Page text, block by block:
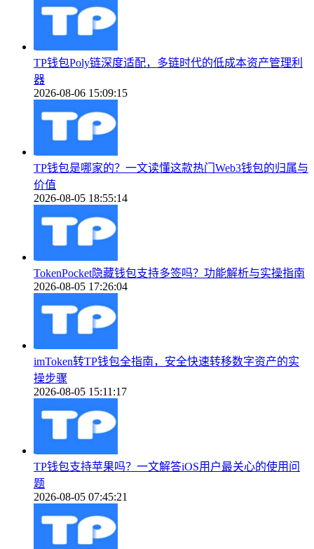
TP钱包Poly链深度适配，多链时代的低成本资产管理利
器
2026-08-06 15:09:15
TP钱包是哪家的？一文读懂这款热门Web3钱包的归属与
价值
2026-08-05 18:55:14
TokenPocket隐藏钱包支持多签吗？功能解析与实操指南
2026-08-05 17:26:04
imToken转TP钱包全指南，安全快速转移数字资产的实
操步骤
2026-08-05 15:11:17
TP钱包支持苹果吗？一文解答iOS用户最关心的使用问
题
2026-08-05 07:45:21